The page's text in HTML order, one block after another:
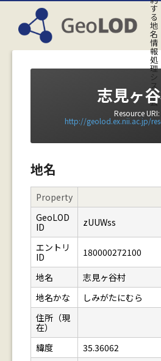
す
る
地
名
情
報
処
理
シ
ス
テ
ム
志見ヶ
Resource URI:
http://geolod.ex.nii.ac.jp/
地名
Property
GeoLOD
ID
zUUWss
エントリ
ID
180000272100
地名
志見ヶ谷村
地名かな
しみがたにむら
住所（現
在）
緯度
35.36062